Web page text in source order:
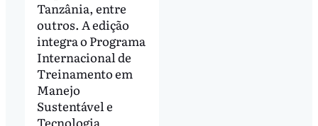
Tanzânia, entre
outros. A edição
integra o Programa
Internacional de
Treinamento em
Manejo
Sustentável e
Tecnologia